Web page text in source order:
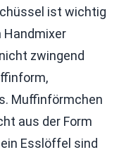
ist wichtig
Handmixer
zwingend
Muffinförmchen
aus der Form
Esslöffel sind